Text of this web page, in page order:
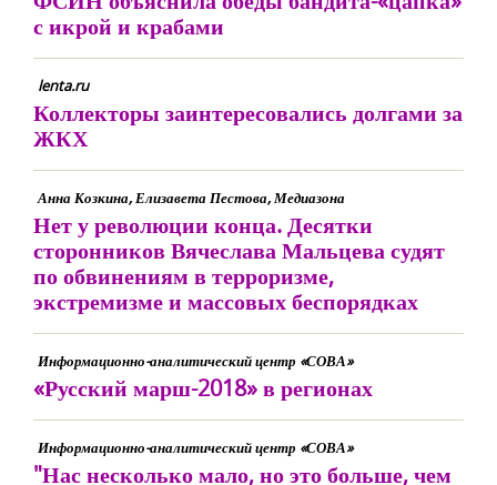
с икрой и крабами
lenta.ru
Коллекторы заинтересовались долгами за
ЖКХ
Анна Козкина, Елизавета Пестова, Медиазона
Нет у революции конца. Десятки
сторонников Вячеслава Мальцева судят
по обвинениям в терроризме,
экстремизме и массовых беспорядках
Информационно-аналитический центр «СОВА»
«Русский марш-2018» в регионах
Информационно-аналитический центр «СОВА»
"Нас несколько мало, но это больше, чем